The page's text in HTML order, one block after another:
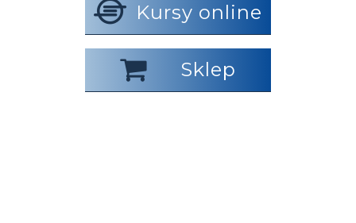
Kursy online
Sklep